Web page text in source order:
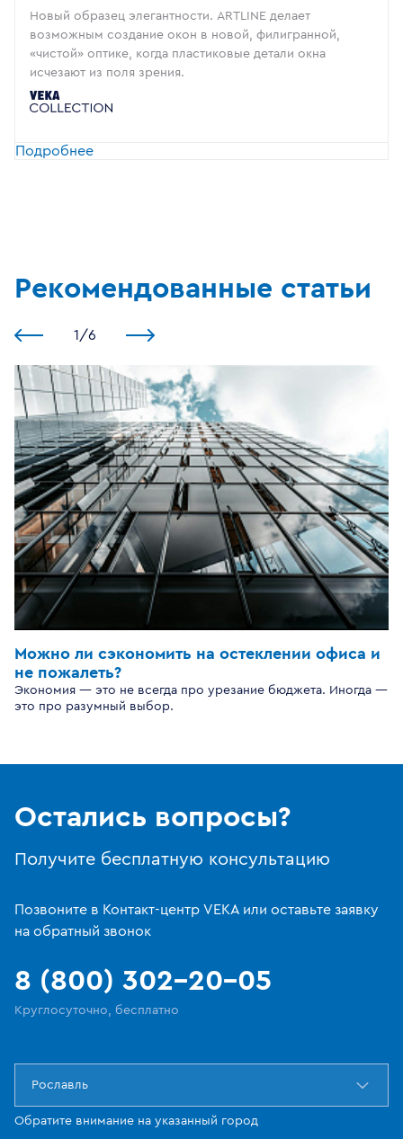
Новый образец элегантности. ARTLINE делает
возможным создание окон в новой, филигранной,
«чистой» оптике, когда пластиковые детали окна
исчезают из поля зрения.
Подробнее
Рекомендованные статьи
1 /6
Можно ли сэкономить на остеклении офиса и
не пожалеть?
Экономия — это не всегда про урезание бюджета. Иногда —
это про разумный выбор.
Остались вопросы?
Получите бесплатную консультацию
Позвоните в Контакт-центр VEKA или оставьте заявку
на обратный звонок
8 (800) 302-20-05
Круглосуточно, бесплатно
Рославль
Обратите внимание на указанный город